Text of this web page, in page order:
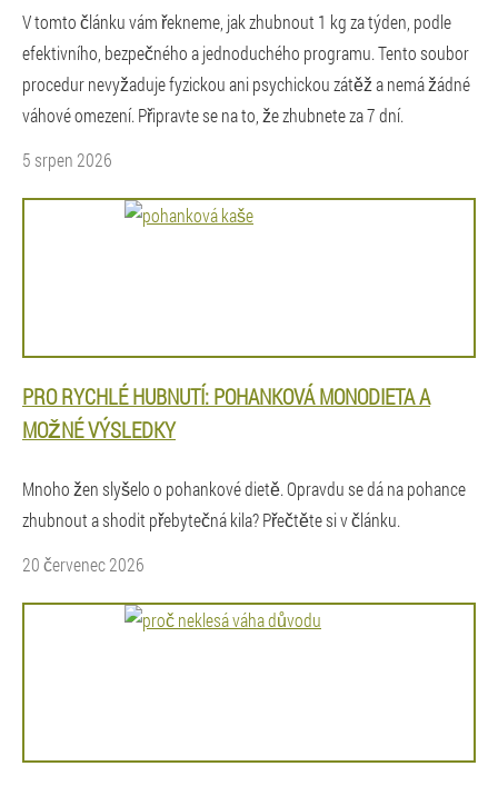
V tomto článku vám řekneme, jak zhubnout 1 kg za týden, podle
efektivního, bezpečného a jednoduchého programu. Tento soubor
procedur nevyžaduje fyzickou ani psychickou zátěž a nemá žádné
váhové omezení. Připravte se na to, že zhubnete za 7 dní.
5 srpen 2026
PRO RYCHLÉ HUBNUTÍ: POHANKOVÁ MONODIETA A
MOŽNÉ VÝSLEDKY
Mnoho žen slyšelo o pohankové dietě. Opravdu se dá na pohance
zhubnout a shodit přebytečná kila? Přečtěte si v článku.
20 červenec 2026